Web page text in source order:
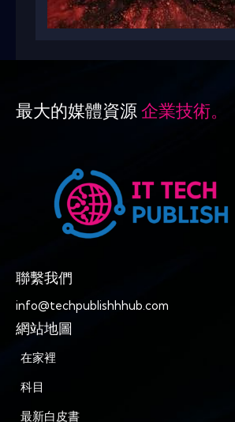
最大的媒體資源 企業技術。
聯繫我們
info@techpublishhhub.com
網站地圖
在家裡
科目
最新白皮書